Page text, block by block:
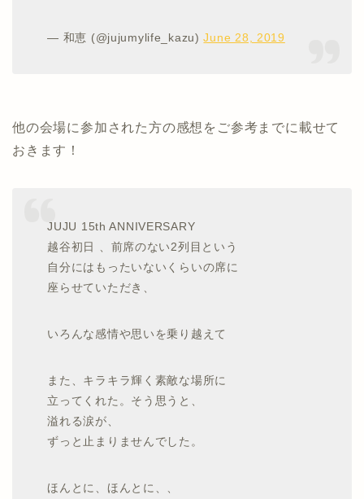
— 和恵 (@jujumylife_kazu)June 28, 2019
他の会場に参加された方の感想をご参考までに載せて
おきます！
JUJU 15th ANNIVERSARY
越谷初日 、前席のない2列目という
自分にはもったいないくらいの席に
座らせていただき、
いろんな感情や思いを乗り越えて
また、キラキラ輝く素敵な場所に
立ってくれた。そう思うと、
溢れる涙が、
ずっと止まりませんでした。
ほんとに、ほんとに、、